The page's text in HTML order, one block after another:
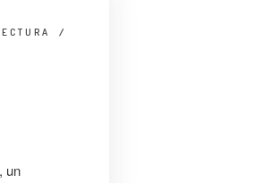
/
un